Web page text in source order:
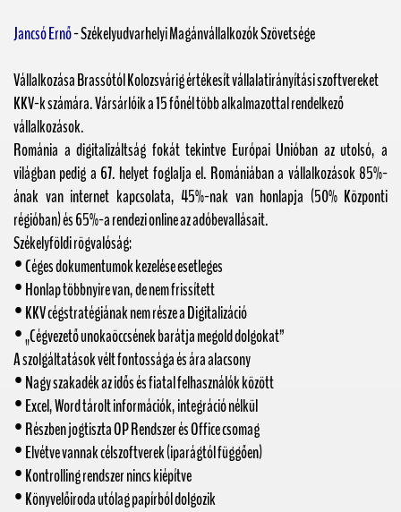
Jancsó Ernő- Székelyudvarhelyi Magánvállalkozók Szövetsége
Vállalkozása Brassótól Kolozsvárig értékesít vállalatirányítási szoftvereket
KKV-k számára. Vársárlóik a 15 főnél több alkalmazottal rendelkező
vállalkozások.
Románia a digitalizáltság fokát tekintve Európai Unióban az utolsó, a
világban pedig a 67. helyet foglalja el. Romániában a vállalkozások 85%-
ának van internet kapcsolata, 45%-nak van honlapja (50% Központi
régióban) és 65%-a rendezi online az adóbevallásait.
Székelyföldi rögvalóság:
• Céges dokumentumok kezelése esetleges
• Honlap többnyire van, de nem frissített
• KKV cégstratégiának nem része a Digitalizáció
• „Cégvezető unokaöccsének barátja megold dolgokat”
A szolgáltatások vélt fontossága és ára alacsony
• Nagy szakadék az idős és fiatal felhasználók között
• Excel, Word tárolt információk, integráció nélkül
• Részben jogtiszta OP Rendszer és Office csomag
• Elvétve vannak célszoftverek (iparágtól függően)
• Kontrolling rendszer nincs kiépítve
• Könyvelőiroda utólag papírból dolgozik